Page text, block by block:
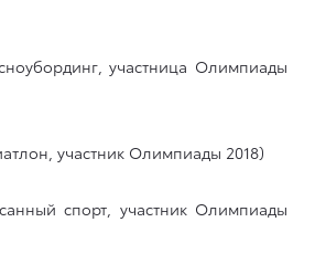
участница Олимпиады
участник Олимпиады 2018)
спорт, участник Олимпиады